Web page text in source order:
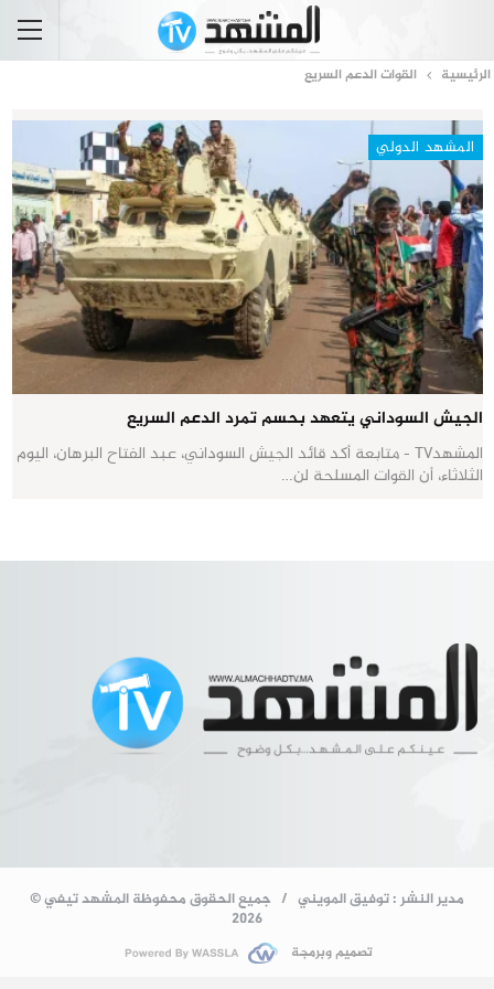
الرئيسية القوات الدعم السريع
المشهد الدولي
الجيش السوداني يتعهد بحسم تمرد الدعم السريع
المشهدTV - متابعة أكد قائد الجيش السوداني، عبد الفتاح البرهان، اليوم
الثلاثاء، أن القوات المسلحة لن…
مدير النشر : توفيق المويني / جميع الحقوق محفوظة المشهد تيفي ©
2026
تصميم وبرمجة